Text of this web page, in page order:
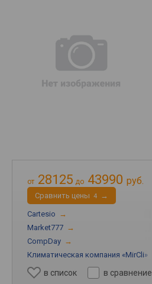
от 28125 до 43990 руб.
Cравнить цены 4 →
Cartesio →
Market777 →
CompDay →
Климатическая компания «MirCli»
в список в сравнение